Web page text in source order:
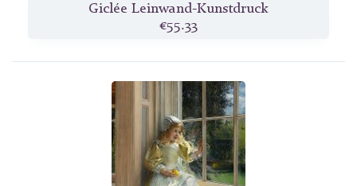
Giclée Leinwand-Kunstdruck
€55.33